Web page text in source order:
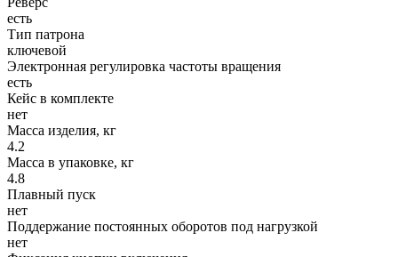
есть
Тип патрона
ключевой
Электронная регулировка частоты вращения
есть
Кейс в комплекте
нет
Масса изделия, кг
4.2
Масса в упаковке, кг
4.8
Плавный пуск
нет
Поддержание постоянных оборотов под нагрузкой
нет